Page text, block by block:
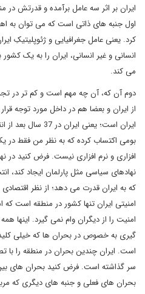
ایران بر اثر سه عامل برآمده و قدرتش در
اول جنبه های ذاتی است که می توان به
کرد. یعنی عامل جغرافیایی و ژئوپلیتیکِ
انسانی و غیر انسانی، ایران را به یک
می کند.
دوم آن که، آن چه مهم است و کم تر در
از ایران و بعضا هم در داخل مورد توجه
ایران است؛ یعنی
بومی اکتساب کرده که به نظر من فقط
افزاری و نرم افزاری نیست. فرض کنید در
نهادهای سیاسی مثل پارلمان ایجاد کند،
که به ایران قدرت می دهد؛ از نظر
امنیتی ایران تنها کشور در منطقه است
امنیت را از دیگران وام نمی گیرد. اینها
گیری به خصوص در بحران ها که خیلی
است. ایران چندین بحران در منطقه را
سر گذاشته است. فرض کنید بحران های بین
بحران های فعلی و جنبه های دیگری که